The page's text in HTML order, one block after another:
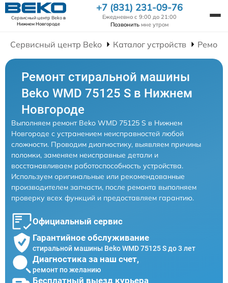
Сервисный центр Bekoв
Нижнем Новгороде
+7 (831) 231-09-76
Ежедневно с 9:00 до 21:00
Позвонить мне утром
Сервисный центр Beko Каталог устройств
Ремонт стиральной машины
Beko WMD 75125 S в Нижнем
Новгороде
Выполняем ремонт Beko WMD 75125 S в Нижнем
Новгороде с устранением неисправностей любой
сложности. Проводим диагностику, выявляем причины
поломки, заменяем неисправные детали и
восстанавливаем работоспособность устройства.
Используем оригинальные или рекомендованные
производителем запчасти, после ремонта выполняем
проверку всех функций и предоставляем гарантию.
Официальный сервис
Гарантийное обслуживание
стиральной машины Beko WMD 75125 S до 3 лет
Диагностика за наш счет,
ремонт по желанию
Бесплатный выезд курьера